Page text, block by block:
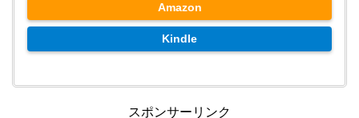
Amazon
Kindle
スポンサーリンク